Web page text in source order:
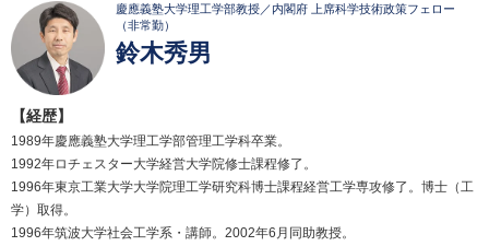
慶應義塾大学理工学部教授／内閣府 上席科学技術政策フェロー
（非常勤）
鈴木秀男
【経歴】
1989年慶應義塾大学理工学部管理工学科卒業。
1992年ロチェスター大学経営大学院修士課程修了。
1996年東京工業大学大学院理工学研究科博士課程経営工学専攻修了。博士（工
学）取得。
1996年筑波大学社会工学系・講師。2002年6月同助教授。